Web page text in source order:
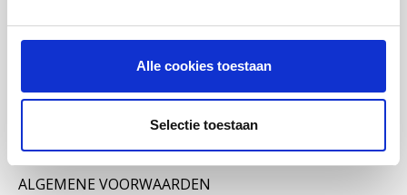
Alle cookies toestaan
Selectie toestaan
Mijn bestellingen
OVER ONS
ALGEMENE VOORWAARDEN